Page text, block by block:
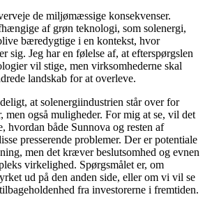
de miljømæssige konsekvenser.
af grøn teknologi, som solenergi,
bæredygtige i en kontekst, hvor
sig. Jeg har en følelse af, at efterspørgslen
vil stige, men virksomhederne skal
landskab for at overleve.
at solenergiindustrien står over for
men også muligheder. For mig at se, vil det
både Sunnova og resten af
presserende problemer. Der er potentiale
men det kræver beslutsomhed og evnen
virkelighed. Spørgsmålet er, om
ud på den anden side, eller om vi vil se
fra investorerne i fremtiden.